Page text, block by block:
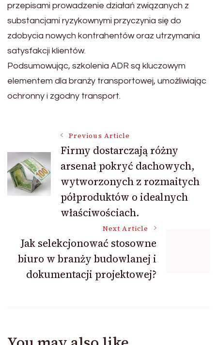
przepisami prowadzenie działań związanych z
substancjami ryzykownymi przyczynia się do
zdobycia nowych kontrahentów oraz utrzymania
satysfakcji klientów.
Podsumowując, szkolenia ADR są kluczowym
elementem dla branży transportowej, umożliwiając
ochronny i zgodny transport.
Navigation
Previous Article
Firmy dostarczają różny
arsenał pokryć dachowych,
wytworzonych z rozmaitych
półproduktów o idealnych
właściwościach.
Next Article
Jak selekcjonować stosowne
biuro w branży budowlanej i
dokumentacji projektowej?